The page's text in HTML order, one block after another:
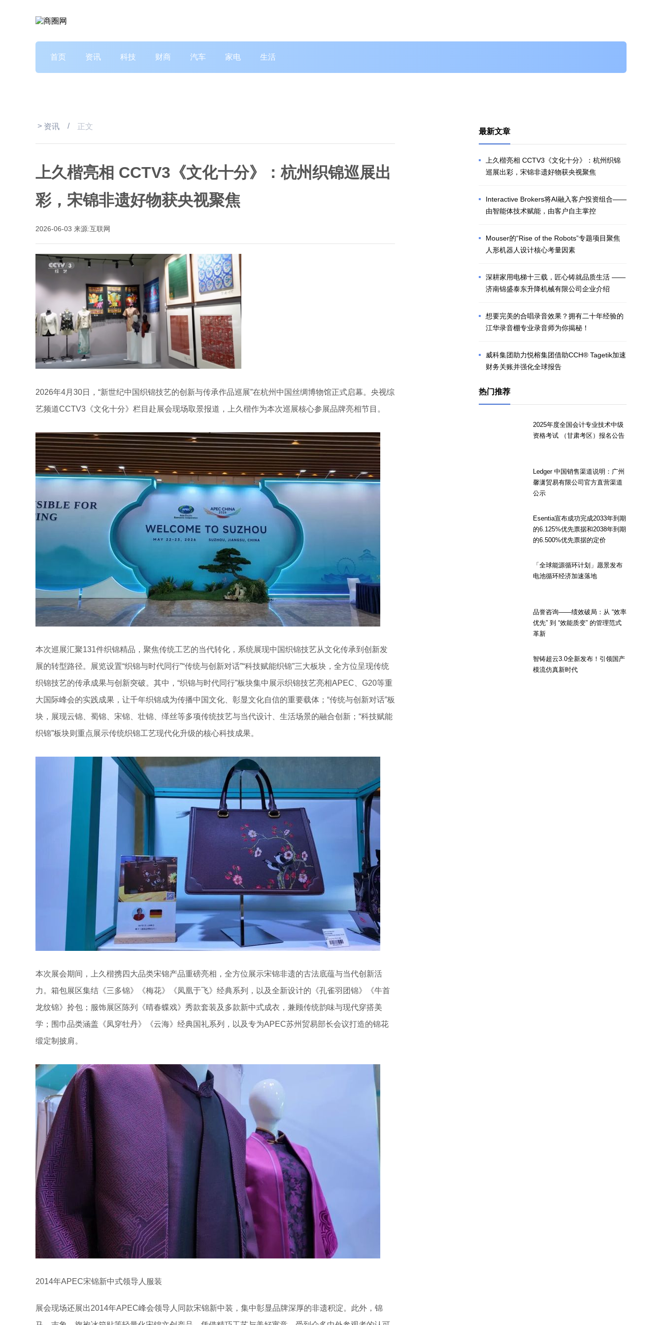
首页 资讯 科技 财商 汽车 家电 生活
> 资讯 / 正文
上久楷亮相 CCTV3《文化十分》：杭州织锦巡展出
彩，宋锦非遗好物获央视聚焦
2026-06-03 来源:互联网
2026年4月30日，“新世纪中国织锦技艺的创新与传承作品巡展”在杭州中国丝绸博物馆正式启幕。央视综
艺频道CCTV3《文化十分》栏目赴展会现场取景报道，上久楷作为本次巡展核心参展品牌亮相节目。
本次巡展汇聚131件织锦精品，聚焦传统工艺的当代转化，系统展现中国织锦技艺从文化传承到创新发
展的转型路径。展览设置“织锦与时代同行”“传统与创新对话”“科技赋能织锦”三大板块，全方位呈现传统
织锦技艺的传承成果与创新突破。其中，“织锦与时代同行”板块集中展示织锦技艺亮相APEC、G20等重
大国际峰会的实践成果，让千年织锦成为传播中国文化、彰显文化自信的重要载体；“传统与创新对话”板
块，展现云锦、蜀锦、宋锦、壮锦、缂丝等多项传统技艺与当代设计、生活场景的融合创新；“科技赋能
织锦”板块则重点展示传统织锦工艺现代化升级的核心科技成果。
本次展会期间，上久楷携四大品类宋锦产品重磅亮相，全方位展示宋锦非遗的古法底蕴与当代创新活
力。箱包展区集结《三多锦》《梅花》《凤凰于飞》经典系列，以及全新设计的《孔雀羽团锦》《牛首
龙纹锦》拎包；服饰展区陈列《晴春蝶戏》秀款套装及多款新中式成衣，兼顾传统韵味与现代穿搭美
学；围巾品类涵盖《凤穿牡丹》《云海》经典国礼系列，以及专为APEC苏州贸易部长会议打造的锦花
缎定制披肩。
2014年APEC宋锦新中式领导人服装
展会现场还展出2014年APEC峰会领导人同款宋锦新中装，集中彰显品牌深厚的非遗积淀。此外，锦
最新文章
上久楷亮相 CCTV3《文化十分》：杭州织锦
巡展出彩，宋锦非遗好物获央视聚焦
Interactive Brokers将AI融入客户投资组合——
由智能体技术赋能，由客户自主掌控
Mouser的“Rise of the Robots”专题项目聚焦
人形机器人设计核心考量因素
深耕家用电梯十三载，匠心铸就品质生活 ——
济南锦盛泰东升降机械有限公司企业介绍
想要完美的合唱录音效果？拥有二十年经验的
江华录音棚专业录音师为你揭秘！
威科集团助力悦榕集团借助CCH® Tagetik加速
财务关账并强化全球报告
热门推荐
2025年度全国会计专业技术中级
资格考试 （甘肃考区）报名公告
Ledger 中国销售渠道说明：广州
馨潇贸易有限公司官方直营渠道
公示
Esentia宣布成功完成2033年到期
的6.125%优先票据和2038年到期
的6.500%优先票据的定价
「全球能源循环计划」愿景发布
电池循环经济加速落地
品誉咨询——绩效破局：从 “效率
优先” 到 “效能质变” 的管理范式
革新
智铸超云3.0全新发布！引领国产
模流仿真新时代